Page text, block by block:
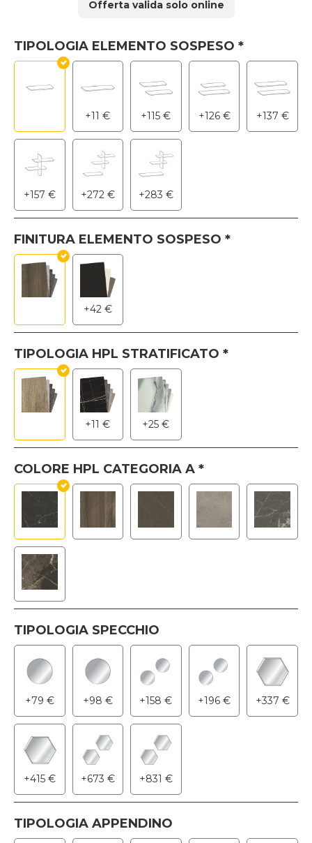
Offerta valida solo online
TIPOLOGIA ELEMENTO SOSPESO *
+11€ +115€ +126 € +137 €
+157 € +272 € +283 €
FINITURA ELEMENTO SOSPESO *
+42 €
TIPOLOGIA HPL STRATIFICATO *
+11€ +25€
COLORE HPL CATEGORIA A *
TIPOLOGIA SPECCHIO
+79 € +98 € +158€ +196€ +337 €
+415 € +673 € +831 €
TIPOLOGIA APPENDINO